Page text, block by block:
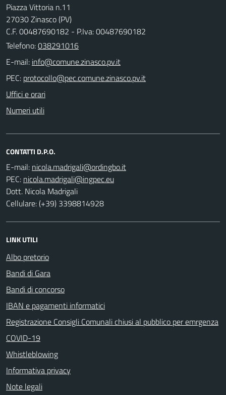
Piazza Vittoria n.11
27030 Zinasco (PV)
C.F. 00487690182 - P.Iva: 00487690182
Telefono:038291016
E-mail:
PEC:
Uffici e orari
Numeri utili
CONTATTI D.P.O.
E-mail:
PEC:
Dott. Nicola Madrigali
Cellulare: (+39) 3398814928
LINK UTILI
Albo pretorio
Bandi di Gara
Bandi di concorso
IBAN e pagamenti informatici
Registrazione Consigli Comunali chiusi al pubblico per emrgenza
COVID-19
Whistleblowing
Informativa privacy
Note legali